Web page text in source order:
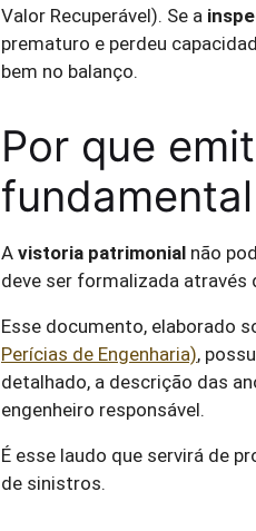
Valor Recuperável). Se a
prematuro e perdeu
bem no balanço.
Por que
fundamental
A vistoria patrimonial não
deve ser formalizada através
Esse documento, elaborado
Perícias de Engenharia),
detalhado, a descrição das
engenheiro responsável.
É esse laudo que servirá de
de sinistros.